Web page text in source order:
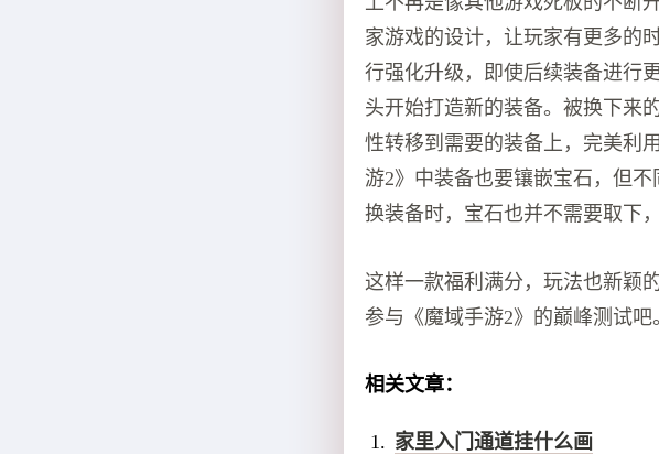
家游戏的设计，让玩家有更多的
行强化升级，即使后续装备进行
头开始打造新的装备。被换下来
性转移到需要的装备上，完美利
游2》中装备也要镶嵌宝石，但
换装备时，宝石也并不需要取下
这样一款福利满分，玩法也新颖
参与《魔域手游2》的巅峰测试吧
相关文章：
家里入门通道挂什么画